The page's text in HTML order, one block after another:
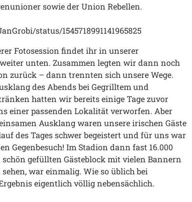
sowie der Union Rebellen.
status/1545718991141965825
Fotosession findet ihr in unserer
unten. Zusammen legten wir dann noch
zurück – dann trennten sich unsere Wege.
des Abends bei Gegrilltem und
hatten wir bereits einige Tage zuvor
einer passenden Lokalität verworfen. Aber
Ausklang waren unsere irischen Gäste
des Tages schwer begeistert und für uns war
Gegenbesuch! Im Stadion dann fast 16.000
gefüllten Gästeblock mit vielen Bannern
war einmalig. Wie so üblich bei
eigentlich völlig nebensächlich.